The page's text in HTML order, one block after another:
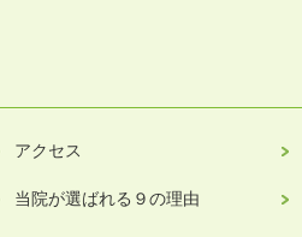
アクセス
当院が選ばれる９の理由